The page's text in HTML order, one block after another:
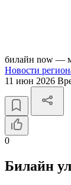
билайн now —
Новости
11 июн 2026
0
Билайн